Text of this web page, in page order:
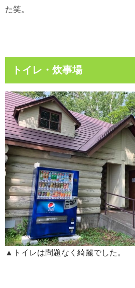
た笑。
トイレ・炊事場
▲トイレは問題なく綺麗でした。